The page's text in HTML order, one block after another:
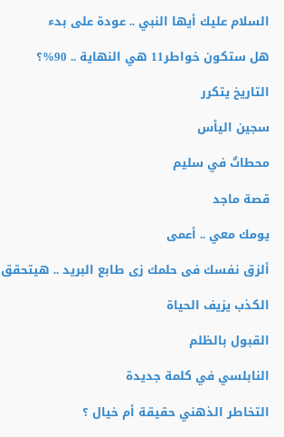
السلام عليك أيها النبي .. عودة على بدء
هل ستكون خواطر11 هي النهاية .. 90%؟
التاريخ يتكرر
سجين اليأس
محطاتٌ في سليم
قصة ماجد
يومك معي .. أعمى
ألزق نفسك فى حلمك زى طابع البريد .. هيتحقق
الكذب يزيف الحياة
القبول بالظلم
النابلسي في كلمة جديدة
التخاطر الذهني حقيقة أم خيال ؟